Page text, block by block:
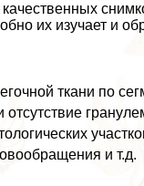
их изучает и
ткани по
отсутствие
и т.д.